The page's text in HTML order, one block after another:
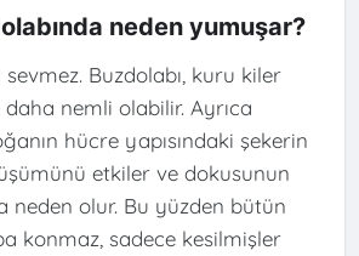
neden yumuşar?
Buzdolabı, kuru kiler
nemli olabilir. Ayrıca
hücre yapısındaki şekerin
etkiler ve dokusunun
neden olur. Bu yüzden bütün
konmaz, sadece kesilmişler